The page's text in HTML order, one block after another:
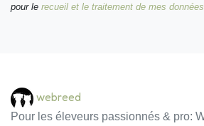
pour le recueil et le traitement de mes données
webreed
Pour les éleveurs passionnés & pro: